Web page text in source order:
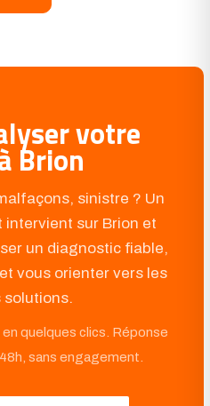
votre
Brion
sinistre ? Un
sur Brion et
un diagnostic fiable,
vous orienter vers les
solutions.
quelques clics. Réponse
sans engagement.